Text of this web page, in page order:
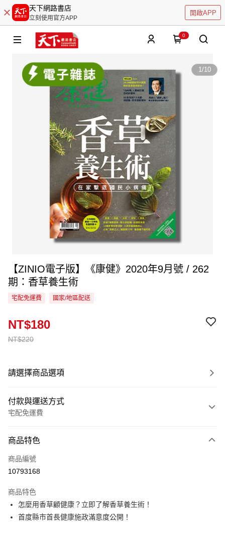
天下網路書店
立刻使用官方APP
開啟APP
0
1/10
【ZINIO電子版】《康健》2020年9月號 / 262
期：香草養生術
宅配免運費 國家/地區配送
NT$220
NT$180
請選擇商品選項
付款與運送方式
宅配免運費
信用卡一次付款
LINE Pay
街口支付
悠遊付
商品特色
商品編號
10793168
商品特色
怎麼用香草顧健康？立即了解香草養生術！
首度縣市首長健康施政滿意度公開！